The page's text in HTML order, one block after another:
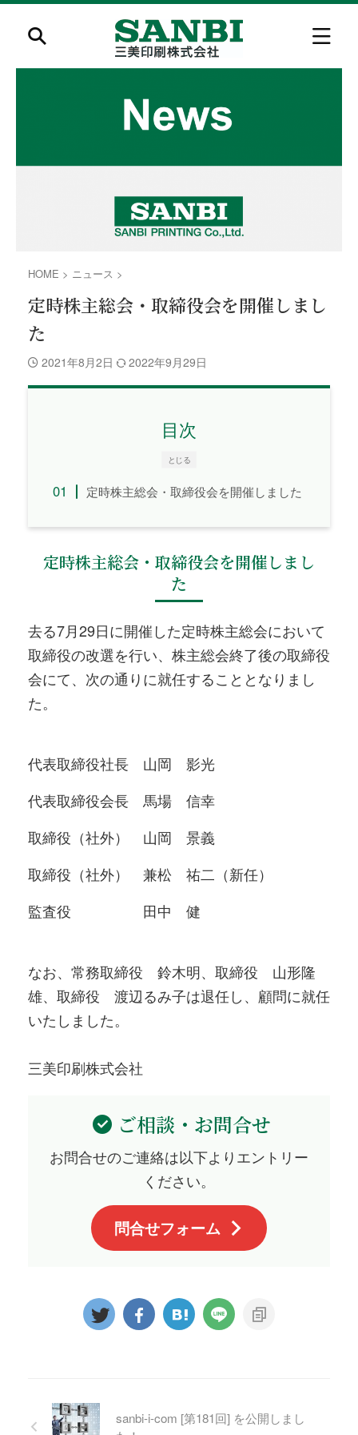
HOME > ニュース >
定時株主総会・取締役会を開催しまし
た
2021年8月2日 2022年9月29日
とじる
目次
定時株主総会・取締役会を開催しました
定時株主総会・取締役会を開催しまし
た
去る7月29日に開催した定時株主総会において
取締役の改選を行い、株主総会終了後の取締役
会にて、次の通りに就任することとなりまし
た。
代表取締役社長 山岡 影光
代表取締役会長 馬場 信幸
取締役（社外） 山岡 景義
取締役（社外） 兼松 祐二（新任）
監査役 田中 健
なお、常務取締役 鈴木明、取締役 山形隆
雄、取締役 渡辺るみ子は退任し、顧問に就任
いたしました。
三美印刷株式会社
ご相談・お問合せ
お問合せのご連絡は以下よりエントリー
ください。
問合せフォーム
sanbi-i-com [第181回] を公開しまし